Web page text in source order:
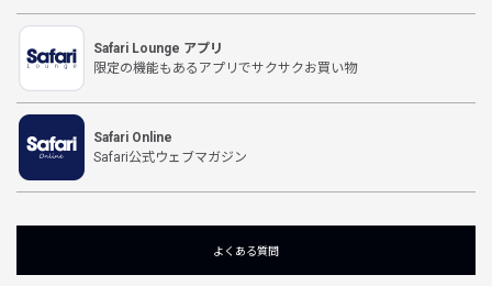
Safari Lounge アプリ
限定の機能もあるアプリでサクサクお買い物
Safari Online
Safari公式ウェブマガジン
よくある質問